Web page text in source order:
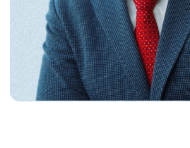
Количество мест ограничено—
предусмотрена практическая
отработка навыков.
ЗАПИСАТЬСЯ НА СЕМИНАР